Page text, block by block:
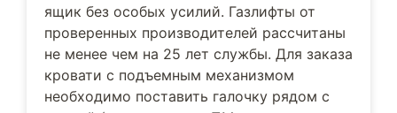
ящик без особых усилий. Газлифты от
проверенных производителей рассчитаны
не менее чем на 25 лет службы. Для заказа
кровати с подъемным механизмом
необходимо поставить галочку рядом с